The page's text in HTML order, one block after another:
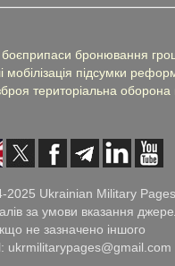
боєприпаси бронювання
мобілізація підсумки
територіальна оборона
2025 Ukrainian Military Pages
за умови вказання
не зазначено іншого
ukrmilitarypages@gmail.com